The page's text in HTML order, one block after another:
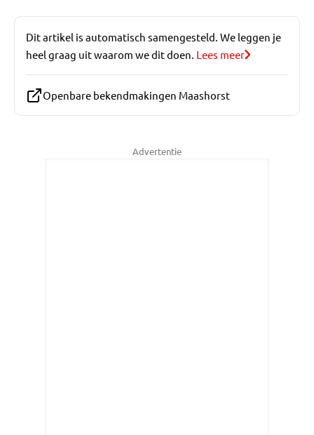
Dit artikel is automatisch samengesteld. We leggen je
heel graag uit waarom we dit doen. Lees meer
Openbare bekendmakingen Maashorst
Advertentie